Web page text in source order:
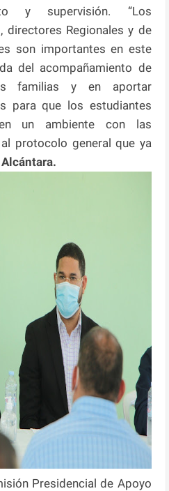
y supervisión. “Los
directores Regionales y de
son importantes en este
del acompañamiento de
familias y en aportar
para que los estudiantes
un ambiente con las
protocolo general que ya
Alcántara.
Presidencial de Apoyo